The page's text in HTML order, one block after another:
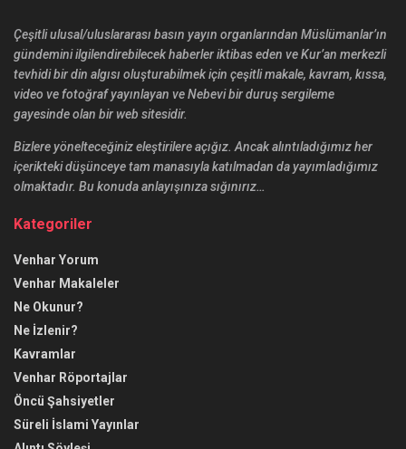
Çeşitli ulusal/uluslararası basın yayın organlarından Müslümanlar’ın
gündemini ilgilendirebilecek haberler iktibas eden ve Kur’an merkezli
tevhidi bir din algısı oluşturabilmek için çeşitli makale, kavram, kıssa,
video ve fotoğraf yayınlayan ve Nebevi bir duruş sergileme
gayesinde olan bir web sitesidir.
Bizlere yönelteceğiniz eleştirilere açığız. Ancak alıntıladığımız her
içerikteki düşünceye tam manasıyla katılmadan da yayımladığımız
olmaktadır. Bu konuda anlayışınıza sığınırız…
Kategoriler
Venhar Yorum
Venhar Makaleler
Ne Okunur?
Ne İzlenir?
Kavramlar
Venhar Röportajlar
Öncü Şahsiyetler
Süreli İslami Yayınlar